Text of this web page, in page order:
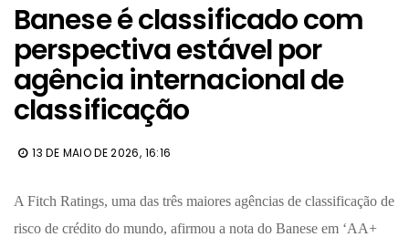
Banese é classificado com
perspectiva estável por
agência internacional de
classificação
13 DE MAIO DE 2026, 16:16
A Fitch Ratings, uma das três maiores agências de classificação de
risco de crédito do mundo, afirmou a nota do Banese em ‘AA+